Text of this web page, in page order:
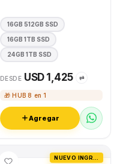
16GB 512GB SSD
16GB 1TB SSD
24GB 1TB SSD
DESDE USD 1,425 ⇄
🎁 HUB 8 en 1
Agregar